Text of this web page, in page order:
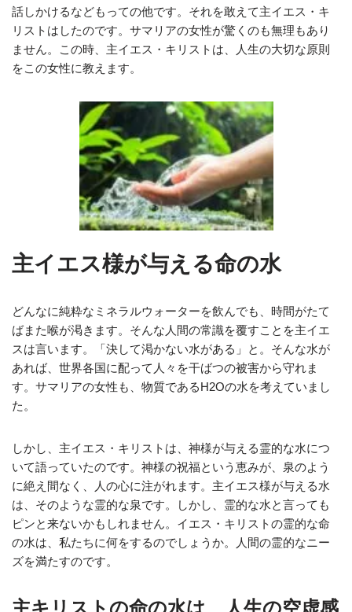
話しかけるなどもっての他です。それを敢えて主イエス・キ
リストはしたのです。サマリアの女性が驚くのも無理もあり
ません。この時、主イエス・キリストは、人生の大切な原則
をこの女性に教えます。
主イエス様が与える命の水
どんなに純粋なミネラルウォーターを飲んでも、時間がたて
ばまた喉が渇きます。そんな人間の常識を覆すことを主イエ
スは言います。「決して渇かない水がある」と。そんな水が
あれば、世界各国に配って人々を干ばつの被害から守れま
す。サマリアの女性も、物質であるH2Oの水を考えていまし
た。
しかし、主イエス・キリストは、神様が与える霊的な水につ
いて語っていたのです。神様の祝福という恵みが、泉のよう
に絶え間なく、人の心に注がれます。主イエス様が与える水
は、そのような霊的な泉です。しかし、霊的な水と言っても
ピンと来ないかもしれません。イエス・キリストの霊的な命
の水は、私たちに何をするのでしょうか。人間の霊的なニー
ズを満たすのです。
主キリストの命の水は、人生の空虚感